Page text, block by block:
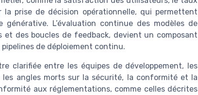
prise de décision opérationnelle, qui permettent
L’évaluation continue des modèles de
des boucles de feedback, devient un composant
de déploiement continu.
clarifiée entre les équipes de développement, les
angles morts sur la sécurité, la conformité et la
aux réglementations, comme celles décrites